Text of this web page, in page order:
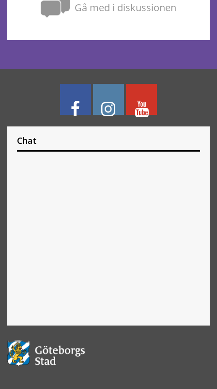
Gå med i diskussionen
Chat